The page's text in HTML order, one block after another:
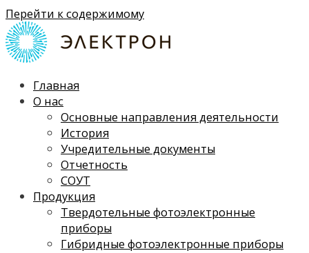
Перейти к содержимому
Главная
О нас
Основные направления деятельности
История
Учредительные документы
Отчетность
СОУТ
Продукция
Твердотельные фотоэлектронные
приборы
Гибридные фотоэлектронные приборы